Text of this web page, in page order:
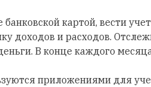
картой, вести
доходов и расходов.
В конце каждого
приложениями для